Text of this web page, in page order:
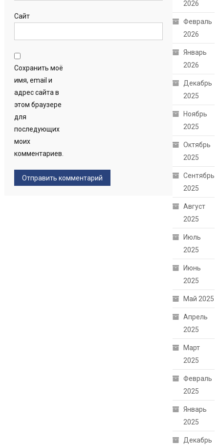
Сайт
Сохранить моё
имя, email и
адрес сайта в
этом браузере
для
последующих
моих
комментариев.
2026
Февраль
2026
Январь
2026
Декабрь
2025
Ноябрь
2025
Октябрь
2025
Сентябрь
2025
Август
2025
Июль
2025
Июнь
2025
Май 2025
Апрель
2025
Март
2025
Февраль
2025
Январь
2025
Декабрь